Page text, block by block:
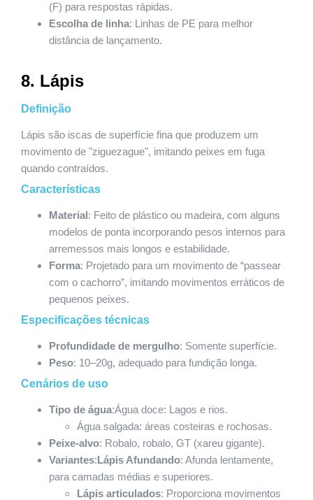
(F) para respostas rápidas.
Escolha de linha: Linhas de PE para melhor
distância de lançamento.
8. Lápis
Definição
Lápis são iscas de superfície fina que produzem um
movimento de "ziguezague", imitando peixes em fuga
quando contraídos.
Características
Material: Feito de plástico ou madeira, com alguns
modelos de ponta incorporando pesos internos para
arremessos mais longos e estabilidade.
Forma: Projetado para um movimento de “passear
com o cachorro”, imitando movimentos erráticos de
pequenos peixes.
Especificações técnicas
Profundidade de mergulho: Somente superfície.
Peso: 10–20g, adequado para fundição longa.
Cenários de uso
Tipo de água:Água doce: Lagos e rios.
Água salgada: áreas costeiras e rochosas.
Peixe-alvo: Robalo, robalo, GT (xareu gigante).
Variantes:Lápis Afundando: Afunda lentamente,
para camadas médias e superiores.
Lápis articulados: Proporciona movimentos